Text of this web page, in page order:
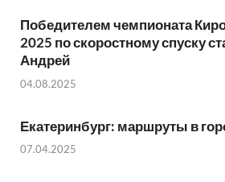
Победителем чемпионата
2025 по скоростному спуску
Андрей
04.08.2025
Екатеринбург: маршруты в
07.04.2025